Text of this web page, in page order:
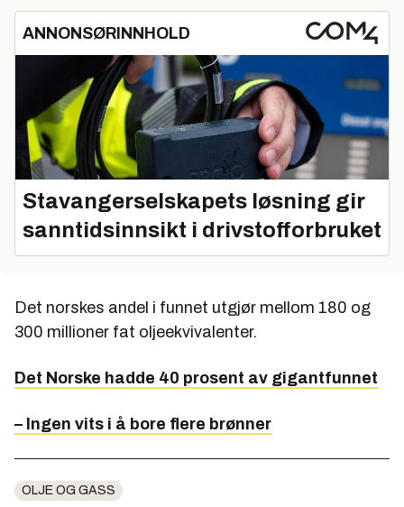
ANNONSØRINNHOLD
Stavangerselskapets løsning gir
sanntidsinnsikt i drivstofforbruket
Det norskes andel i funnet utgjør mellom 180 og
300 millioner fat oljeekvivalenter.
Det Norske hadde 40 prosent av gigantfunnet
– Ingen vits i å bore flere brønner
OLJE OG GASS